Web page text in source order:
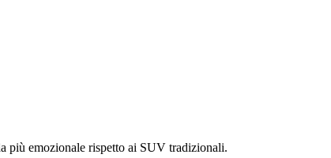
più emozionale rispetto ai SUV tradizionali.